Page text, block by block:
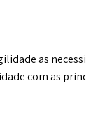
as
com as